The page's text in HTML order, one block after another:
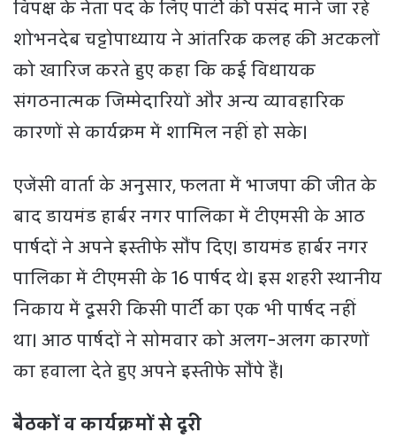
विपक्ष के नेता पद के लिए पार्टी की पसंद माने जा रहे
शोभनदेब चट्टोपाध्याय ने आंतरिक कलह की अटकलों
को खारिज करते हुए कहा कि कई विधायक
संगठनात्मक जिम्मेदारियों और अन्य व्यावहारिक
कारणों से कार्यक्रम में शामिल नहीं हो सके।
एजेंसी वार्ता के अनुसार, फलता में भाजपा की जीत के
बाद डायमंड हार्बर नगर पालिका में टीएमसी के आठ
पार्षदों ने अपने इस्तीफे सौंप दिए। डायमंड हार्बर नगर
पालिका में टीएमसी के 16 पार्षद थे। इस शहरी स्थानीय
निकाय में दूसरी किसी पार्टी का एक भी पार्षद नहीं
था। आठ पार्षदों ने सोमवार को अलग-अलग कारणों
का हवाला देते हुए अपने इस्तीफे सौंपे हैं।
बैठकों व कार्यक्रमों से दूरी